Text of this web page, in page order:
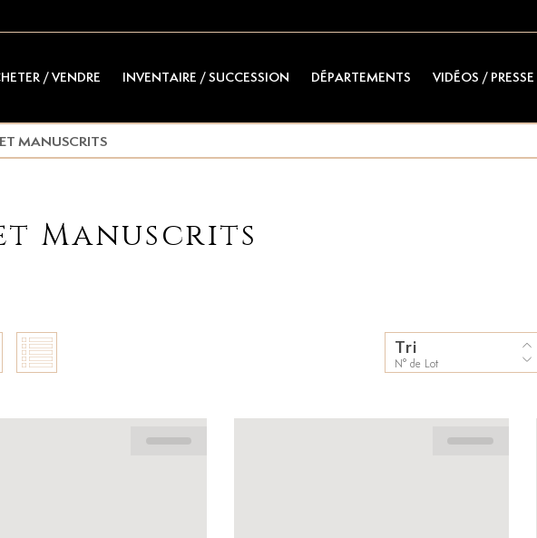
/ VENDRE INVENTAIRE / SUCCESSION DÉPARTEMENTS VIDÉOS / PRESSE
MANUSCRITS
Manuscrits
Tri
N° de Lot